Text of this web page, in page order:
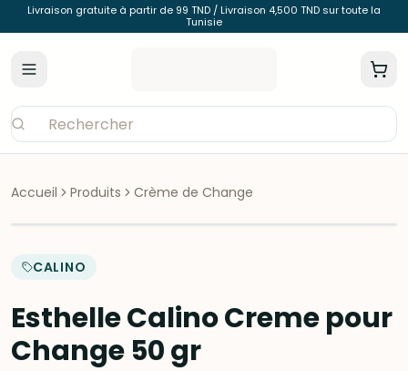
Livraison gratuite à partir de 99 TND / Livraison 4,500 TND sur toute la
Tunisie
Accueil Produits Crème de Change
CALINO
Esthelle Calino Creme pour
Change 50 gr